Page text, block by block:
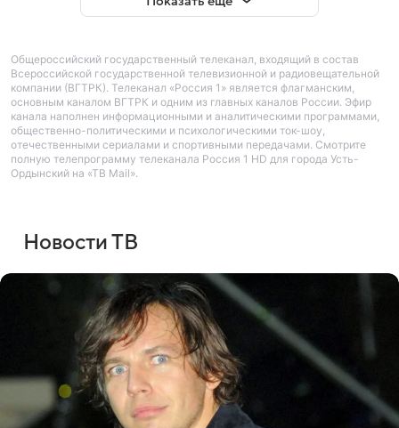
Общероссийский государственный телеканал, входящий в состав
Всероссийской государственной телевизионной и радиовещательной
компании (ВГТРК). Телеканал «Россия 1» является флагманским,
основным каналом ВГТРК и одним из главных каналов России. Эфир
канала наполнен информационными и аналитическими программами,
общественно-политическими и психологическими ток-шоу,
отечественными сериалами и спортивными передачами. Смотрите
полную телепрограмму телеканала Россия 1 HD для города Усть-
Ордынский на «ТВ Mail».
Новости ТВ